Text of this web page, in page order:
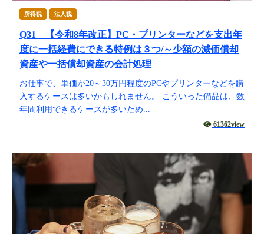
所得税 法人税
Q31 【令和8年改正】PC・プリンターなどを支出年
度に一括経費にできる特例は３つ/～少額の減価償却
資産や一括償却資産の会計処理
お仕事で、単価が20～30万円程度のPCやプリンターなどを購
入するケースは多いかもしれません。 こういった備品は、数
年間利用できるケースが多いため...
61362view